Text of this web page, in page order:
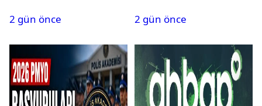
2 gün önce
2 gün önce